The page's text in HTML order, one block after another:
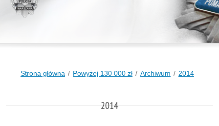
Strona główna Powyżej 130 000 zł Archiwum 2014
2014